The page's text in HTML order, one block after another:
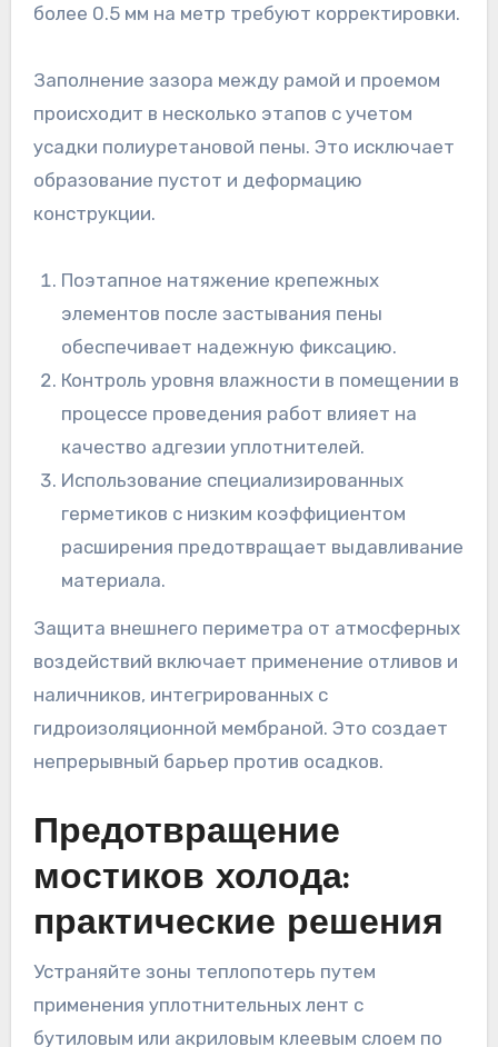
более 0.5 мм на метр требуют корректировки.
Заполнение зазора между рамой и проемом
происходит в несколько этапов с учетом
усадки полиуретановой пены. Это исключает
образование пустот и деформацию
конструкции.
Поэтапное натяжение крепежных
элементов после застывания пены
обеспечивает надежную фиксацию.
Контроль уровня влажности в помещении в
процессе проведения работ влияет на
качество адгезии уплотнителей.
Использование специализированных
герметиков с низким коэффициентом
расширения предотвращает выдавливание
материала.
Защита внешнего периметра от атмосферных
воздействий включает применение отливов и
наличников, интегрированных с
гидроизоляционной мембраной. Это создает
непрерывный барьер против осадков.
Предотвращение
мостиков холода:
практические решения
Устраняйте зоны теплопотерь путем
применения уплотнительных лент с
бутиловым или акриловым клеевым слоем по